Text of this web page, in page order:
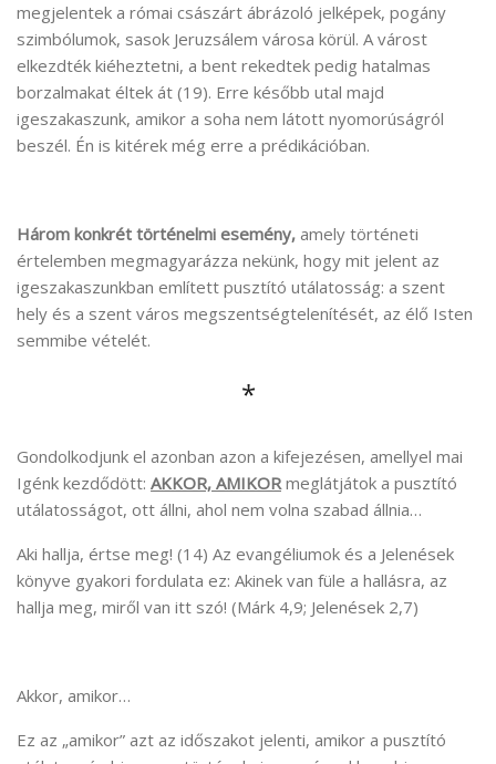
megjelentek a római császárt ábrázoló jelképek, pogány
szimbólumok, sasok Jeruzsálem városa körül. A várost
elkezdték kiéheztetni, a bent rekedtek pedig hatalmas
borzalmakat éltek át (19). Erre később utal majd
igeszakaszunk, amikor a soha nem látott nyomorúságról
beszél. Én is kitérek még erre a prédikációban.
Három konkrét történelmi esemény, amely történeti
értelemben megmagyarázza nekünk, hogy mit jelent az
igeszakaszunkban említett pusztító utálatosság: a szent
hely és a szent város megszentségtelenítését, az élő Isten
semmibe vételét.
*
Gondolkodjunk el azonban azon a kifejezésen, amellyel mai
Igénk kezdődött: AKKOR, AMIKOR meglátjátok a pusztító
utálatosságot, ott állni, ahol nem volna szabad állnia…
Aki hallja, értse meg! (14) Az evangéliumok és a Jelenések
könyve gyakori fordulata ez: Akinek van füle a hallásra, az
hallja meg, miről van itt szó! (Márk 4,9; Jelenések 2,7)
Akkor, amikor…
Ez az „amikor” azt az időszakot jelenti, amikor a pusztító